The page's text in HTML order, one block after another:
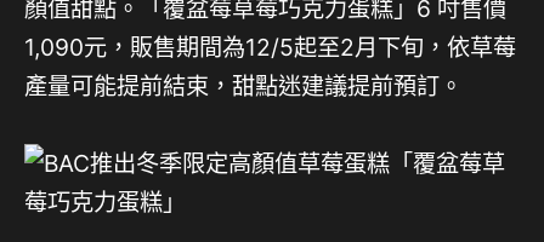
顏值甜點。「覆盆莓草莓巧克力蛋糕」6 吋售價
1,090元，販售期間為12/5起至2月下旬，依草莓
產量可能提前結束，甜點迷建議提前預訂。